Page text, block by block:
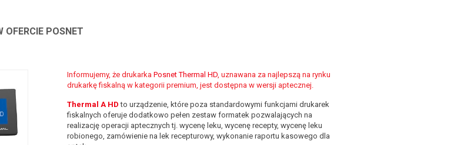
POSNET
Informujemy, że drukarka Posnet Thermal HD, uznawana za najlepszą na rynku
drukarkę fiskalną w kategorii premium, jest dostępna w wersji aptecznej.
Thermal A HD to urządzenie, które poza standardowymi funkcjami drukarek
fiskalnych oferuje dodatkowo pełen zestaw formatek pozwalających na
realizację operacji aptecznych tj. wycenę leku, wycenę recepty, wycenę leku
robionego, zamówienie na lek recepturowy, wykonanie raportu kasowego dla